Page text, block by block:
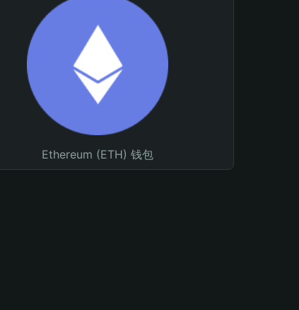
Ethereum (ETH) 钱包